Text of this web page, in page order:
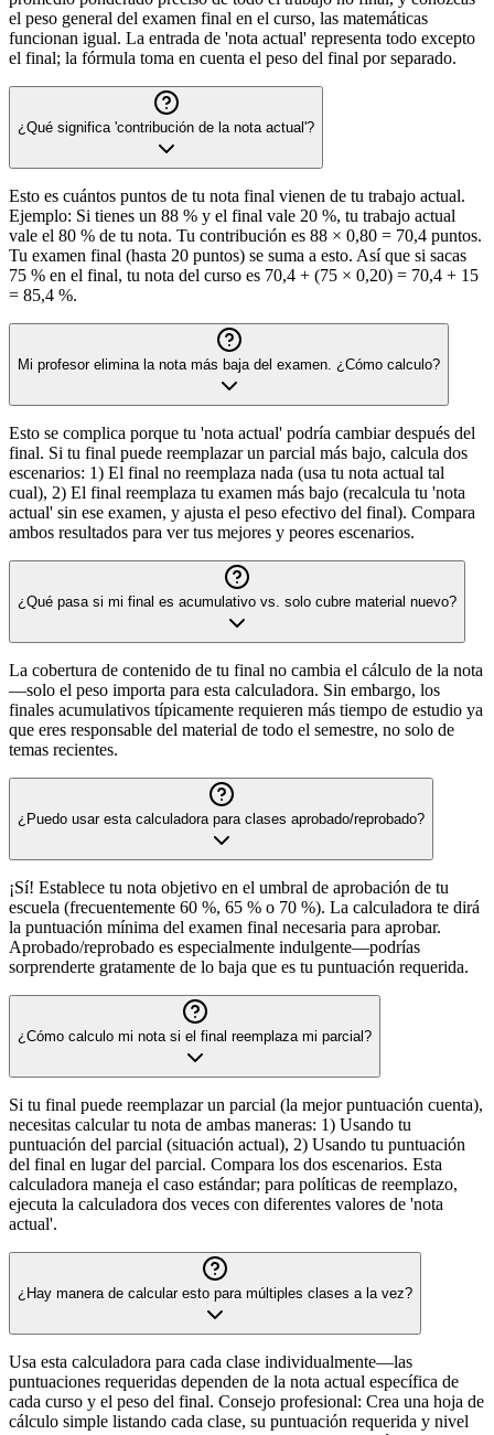
el peso general del examen final en el curso, las matemáticas
funcionan igual. La entrada de 'nota actual' representa todo excepto
el final; la fórmula toma en cuenta el peso del final por separado.
¿Qué significa 'contribución de la nota actual'?
Esto es cuántos puntos de tu nota final vienen de tu trabajo actual.
Ejemplo: Si tienes un 88 % y el final vale 20 %, tu trabajo actual
vale el 80 % de tu nota. Tu contribución es 88 × 0,80 = 70,4 puntos.
Tu examen final (hasta 20 puntos) se suma a esto. Así que si sacas
75 % en el final, tu nota del curso es 70,4 + (75 × 0,20) = 70,4 + 15
= 85,4 %.
Mi profesor elimina la nota más baja del examen. ¿Cómo calculo?
Esto se complica porque tu 'nota actual' podría cambiar después del
final. Si tu final puede reemplazar un parcial más bajo, calcula dos
escenarios: 1) El final no reemplaza nada (usa tu nota actual tal
cual), 2) El final reemplaza tu examen más bajo (recalcula tu 'nota
actual' sin ese examen, y ajusta el peso efectivo del final). Compara
ambos resultados para ver tus mejores y peores escenarios.
¿Qué pasa si mi final es acumulativo vs. solo cubre material nuevo?
La cobertura de contenido de tu final no cambia el cálculo de la nota
—solo el peso importa para esta calculadora. Sin embargo, los
finales acumulativos típicamente requieren más tiempo de estudio ya
que eres responsable del material de todo el semestre, no solo de
temas recientes.
¿Puedo usar esta calculadora para clases aprobado/reprobado?
¡Sí! Establece tu nota objetivo en el umbral de aprobación de tu
escuela (frecuentemente 60 %, 65 % o 70 %). La calculadora te dirá
la puntuación mínima del examen final necesaria para aprobar.
Aprobado/reprobado es especialmente indulgente—podrías
sorprenderte gratamente de lo baja que es tu puntuación requerida.
¿Cómo calculo mi nota si el final reemplaza mi parcial?
Si tu final puede reemplazar un parcial (la mejor puntuación cuenta),
necesitas calcular tu nota de ambas maneras: 1) Usando tu
puntuación del parcial (situación actual), 2) Usando tu puntuación
del final en lugar del parcial. Compara los dos escenarios. Esta
calculadora maneja el caso estándar; para políticas de reemplazo,
ejecuta la calculadora dos veces con diferentes valores de 'nota
actual'.
¿Hay manera de calcular esto para múltiples clases a la vez?
Usa esta calculadora para cada clase individualmente—las
puntuaciones requeridas dependen de la nota actual específica de
cada curso y el peso del final. Consejo profesional: Crea una hoja de
cálculo simple listando cada clase, su puntuación requerida y nivel